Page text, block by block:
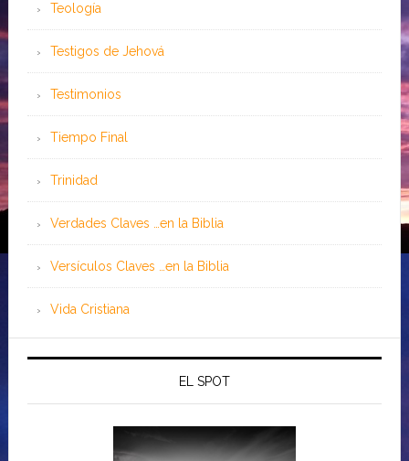
Teología
Testigos de Jehová
Testimonios
Tiempo Final
Trinidad
Verdades Claves …en la Biblia
Versículos Claves …en la Biblia
Vida Cristiana
EL SPOT